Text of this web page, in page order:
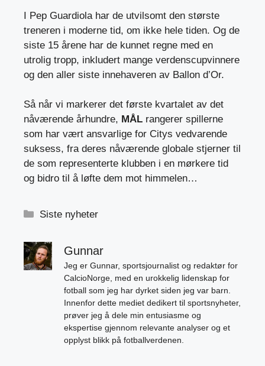
I Pep Guardiola har de utvilsomt den største
treneren i moderne tid, om ikke hele tiden. Og de
siste 15 årene har de kunnet regne med en
utrolig tropp, inkludert mange verdenscupvinnere
og den aller siste innehaveren av Ballon d’Or.
Så når vi markerer det første kvartalet av det
nåværende århundre, MÅL rangerer spillerne
som har vært ansvarlige for Citys vedvarende
suksess, fra deres nåværende globale stjerner til
de som representerte klubben i en mørkere tid
og bidro til å løfte dem mot himmelen…
Kategorier
Siste nyheter
Gunnar
Jeg er Gunnar, sportsjournalist og redaktør for
CalcioNorge, med en urokkelig lidenskap for
fotball som jeg har dyrket siden jeg var barn.
Innenfor dette mediet dedikert til sportsnyheter,
prøver jeg å dele min entusiasme og
ekspertise gjennom relevante analyser og et
opplyst blikk på fotballverdenen.